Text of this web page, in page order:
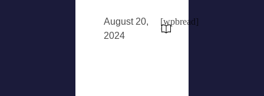
August 20,
2024
[wpbread]